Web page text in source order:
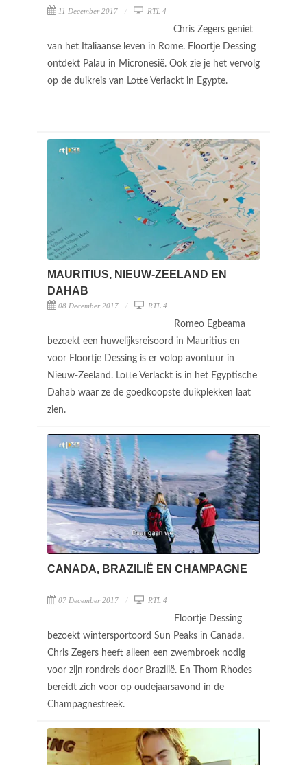
11 December 2017 RTL 4
Chris Zegers geniet
van het Italiaanse leven in Rome. Floortje Dessing
ontdekt Palau in Micronesië. Ook zie je het vervolg
op de duikreis van Lotte Verlackt in Egypte.
MAURITIUS, NIEUW-ZEELAND EN
DAHAB
08 December 2017 RTL 4
Romeo Egbeama
bezoekt een huwelijksreisoord in Mauritius en
voor Floortje Dessing is er volop avontuur in
Nieuw-Zeeland. Lotte Verlackt is in het Egyptische
Dahab waar ze de goedkoopste duikplekken laat
zien.
CANADA, BRAZILIË EN CHAMPAGNE
07 December 2017 RTL 4
Floortje Dessing
bezoekt wintersportoord Sun Peaks in Canada.
Chris Zegers heeft alleen een zwembroek nodig
voor zijn rondreis door Brazilië. En Thom Rhodes
bereidt zich voor op oudejaarsavond in de
Champagnestreek.